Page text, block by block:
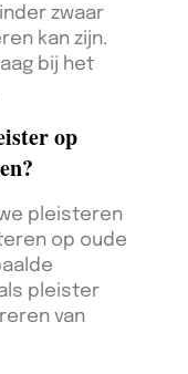
zwaar
kan zijn.
bij het
op
pleisteren
op oude
pleister
van